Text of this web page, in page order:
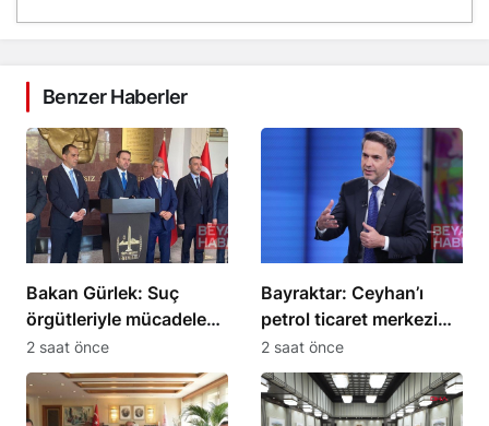
Benzer Haberler
Bakan Gürlek: Suç
örgütleriyle mücadelede
bir adım öndeyiz
2 saat önce
Bayraktar: Ceyhan’ı
petrol ticaret merkezi
yapabiliriz
2 saat önce